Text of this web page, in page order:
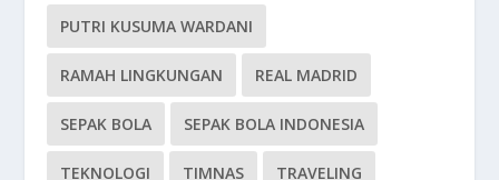
PUTRI KUSUMA WARDANI
RAMAH LINGKUNGAN REAL MADRID
SEPAK BOLA SEPAK BOLA INDONESIA
TEKNOLOGI TIMNAS TRAVELING